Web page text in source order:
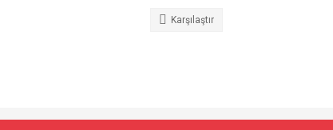
Karşılaştır